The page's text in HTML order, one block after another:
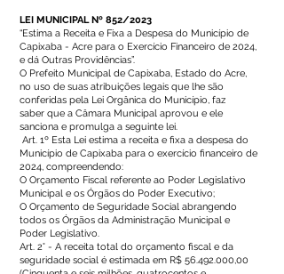
LEI MUNICIPAL Nº 852/2023
“Estima a Receita e Fixa a Despesa do Município de
Capixaba - Acre para o Exercício Financeiro de 2024,
e dá Outras Providências”.
O Prefeito Municipal de Capixaba, Estado do Acre,
no uso de suas atribuições legais que lhe são
conferidas pela Lei Orgânica do Município, faz
saber que a Câmara Municipal aprovou e ele
sanciona e promulga a seguinte lei.
Art. 1º Esta Lei estima a receita e fixa a despesa do
Município de Capixaba para o exercício financeiro de
2024, compreendendo:
O Orçamento Fiscal referente ao Poder Legislativo
Municipal e os Órgãos do Poder Executivo;
O Orçamento de Seguridade Social abrangendo
todos os Órgãos da Administração Municipal e
Poder Legislativo.
Art. 2° - A receita total do orçamento fiscal e da
seguridade social é estimada em R$ 56.492.000,00